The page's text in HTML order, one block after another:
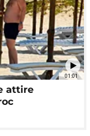
01:01
attire